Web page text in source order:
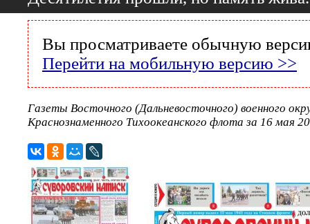
Вы просматриваете обычную
Перейти на мобильную версию >>
Газеты Восточного (Дальневосточного) военного
Краснознаменного Тихоокеанского флота за 16 мая